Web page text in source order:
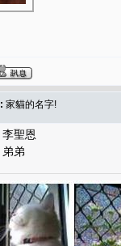
家貓的名字!
聖恩
弟